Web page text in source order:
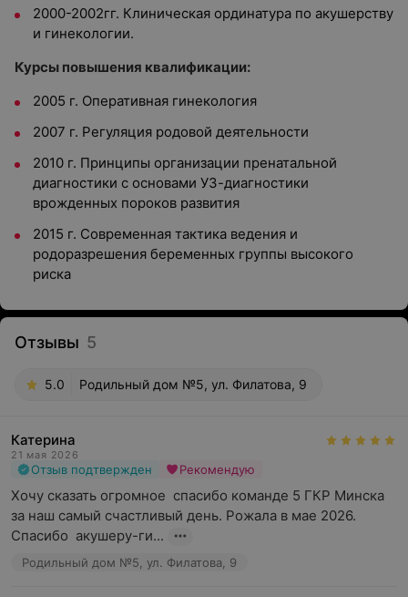
2000-2002гг. Клиническая ординатура по акушерству
и гинекологии.
Курсы повышения квалификации:
2005 г. Оперативная гинекология
2007 г. Регуляция родовой деятельности
2010 г. Принципы организации пренатальной
диагностики с основами УЗ-диагностики
врожденных пороков развития
2015 г. Современная тактика ведения и
родоразрешения беременных группы высокого
риска
Отзывы 5
5.0 Родильный дом №5, ул. Филатова, 9
Катерина
21 мая 2026
Отзыв подтвержден Рекомендую
Хочу сказать огромное  спасибо команде 5 ГКР Минска
за наш самый счастливый день. Рожала в мае 2026.
Спасибо  акушеру-ги...
Родильный дом №5, ул. Филатова, 9